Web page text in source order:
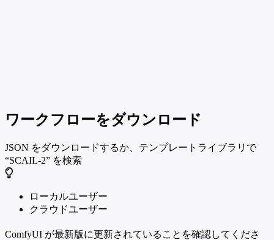
ワークフローをダウンロード
JSON をダウンロードするか、テンプレートライブラリで
“SCAIL-2” を検索
ローカルユーザー
クラウドユーザー
ComfyUI が最新版に更新されていることを確認してくださ